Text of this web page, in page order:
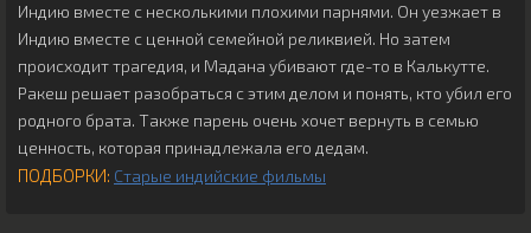
Индию вместе с несколькими плохими парнями. Он уезжает в
Индию вместе с ценной семейной реликвией. Но затем
происходит трагедия, и Мадана убивают где-то в Калькутте.
Ракеш решает разобраться с этим делом и понять, кто убил его
родного брата. Также парень очень хочет вернуть в семью
ценность, которая принадлежала его дедам.
ПОДБОРКИ: Старые индийские фильмы